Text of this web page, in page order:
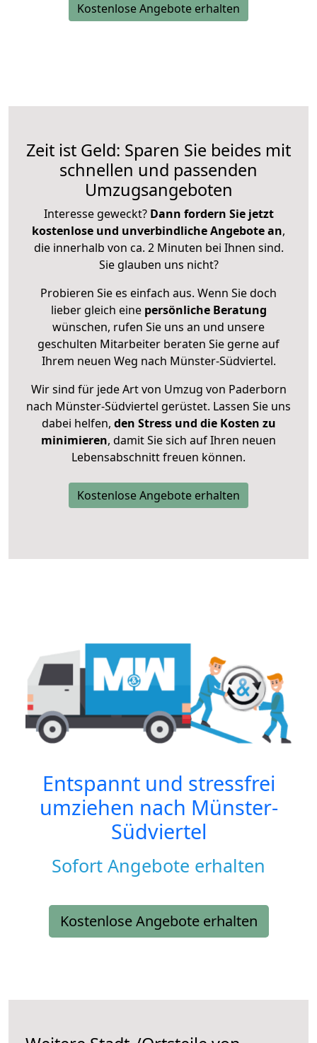
Kostenlose Angebote erhalten
Zeit ist Geld: Sparen Sie beides mit
schnellen und passenden
Umzugsangeboten
Interesse geweckt? Dann fordern Sie jetzt
kostenlose und unverbindliche Angebote an,
die innerhalb von ca. 2 Minuten bei Ihnen sind.
Sie glauben uns nicht?
Probieren Sie es einfach aus. Wenn Sie doch
lieber gleich eine persönliche Beratung
wünschen, rufen Sie uns an und unsere
geschulten Mitarbeiter beraten Sie gerne auf
Ihrem neuen Weg nach Münster-Südviertel.
Wir sind für jede Art von Umzug von Paderborn
nach Münster-Südviertel gerüstet. Lassen Sie uns
dabei helfen, den Stress und die Kosten zu
minimieren, damit Sie sich auf Ihren neuen
Lebensabschnitt freuen können.
Kostenlose Angebote erhalten
Entspannt und stressfrei
umziehen nach Münster-
Südviertel
Sofort Angebote erhalten
Kostenlose Angebote erhalten